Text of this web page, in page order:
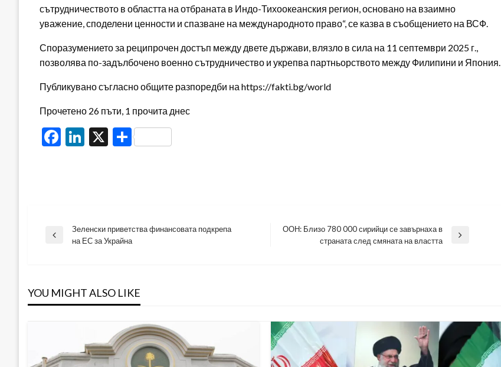
сътрудничеството в областта на отбраната в Индо-Тихоокеанския регион, основано на взаимно
уважение, споделени ценности и спазване на международното право“, се казва в съобщението на ВСФ.
Споразумението за реципрочен достъп между двете държави, влязло в сила на 11 септември 2025 г.,
позволява по-задълбочено военно сътрудничество и укрепва партньорството между Филипини и Япония.
Публикувано съгласно общите разпоредби на https://fakti.bg/world
Прочетено 26 пъти, 1 прочита днес
Facebook
LinkedIn
X Share
Навигация
Previous
Зеленски приветства финансовата подкрепа
на ЕС за Украйна
ООН: Близо 780 000 сирийци се завърнаха в
страната след смяната на властта
YOU MIGHT ALSO LIKE